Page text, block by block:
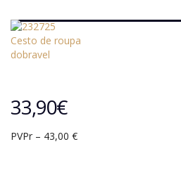
33,90€
PVPr – 43,00 €